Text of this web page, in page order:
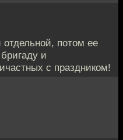
потом ее
и
с праздником!